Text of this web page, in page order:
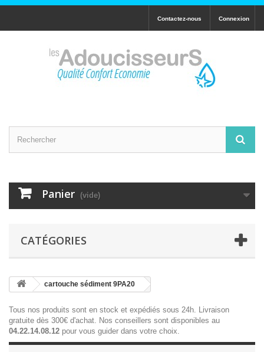
Connexion
Contactez-nous
Panier (vide)
CATÉGORIES
cartouche sédiment 9PA20
Tous nos produits sont en stock et expédiés sous 24h. Livraison
gratuite dès 300€ d'achat. Nos conseillers sont disponibles au
04.22.14.08.12 pour vous guider dans votre choix.